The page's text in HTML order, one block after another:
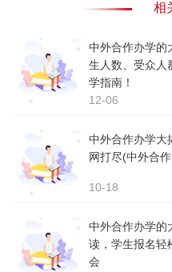
相
中外合作办学的
生人数、受众人
学指南！
12-06
中外合作办学大
网打尽(中外合
10-18
中外合作办学的
读，学生报名轻
会